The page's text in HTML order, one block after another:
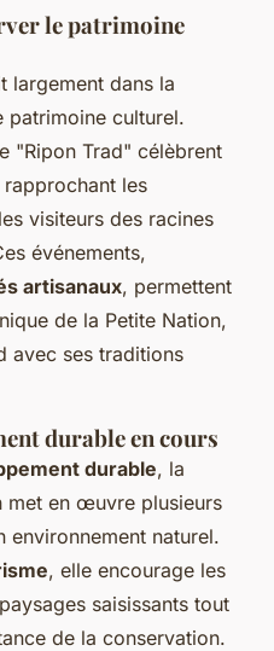
le patrimoine
largement dans la
patrimoine culturel.
"Ripon Trad" célèbrent
les
visiteurs des racines
événements,
artisanaux, permettent
de la Petite Nation,
avec ses traditions
durable en cours
durable, la
met en œuvre plusieurs
naturel.
, elle encourage les
saisissants tout
de la conservation.